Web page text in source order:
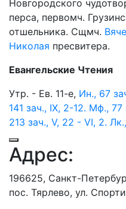
Новгородского
перса, первомч.
отшельника. Сщмч.
Николая пресвитера.
Евангельские Чтения
Утр. - Ев. 11-е, Ин., 67
141 зач., IX, 2-12. Мф., 77
213 зач., V, 22 - VI, 2.
Адрес:
196625, Санкт-
пос. Тярлево, ул.